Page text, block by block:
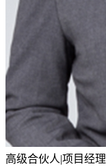
高级合伙人|项目经理